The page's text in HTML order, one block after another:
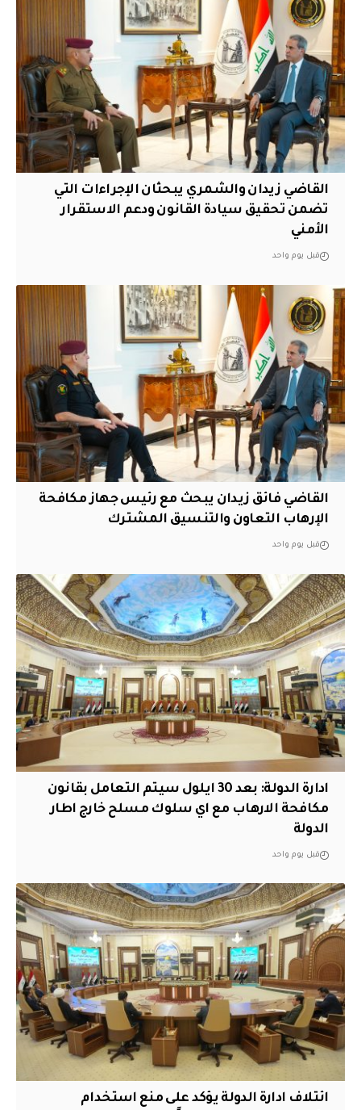
القاضي زيدان والشمري يبحثان الإجراءات التي
تضمن تحقيق سيادة القانون ودعم الاستقرار
الأمني
قبل يوم واحد
القاضي فائق زيدان يبحث مع رئيس جهاز مكافحة
الإرهاب التعاون والتنسيق المشترك
قبل يوم واحد
ادارة الدولة: بعد 30 ايلول سيتم التعامل بقانون
مكافحة الارهاب مع اي سلوك مسلح خارج اطار
الدولة
قبل يوم واحد
ائتلاف ادارة الدولة يؤكد على منع استخدام